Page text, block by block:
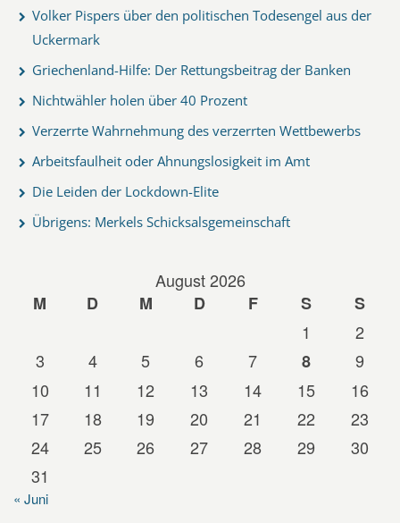
Volker Pispers über den politischen Todesengel aus der
Uckermark
Griechenland-Hilfe: Der Rettungsbeitrag der Banken
Nichtwähler holen über 40 Prozent
Verzerrte Wahrnehmung des verzerrten Wettbewerbs
Arbeitsfaulheit oder Ahnungslosigkeit im Amt
Die Leiden der Lockdown-Elite
Übrigens: Merkels Schicksalsgemeinschaft
August 2026
M
D M D F S
S
1
2
3
4 5 6 7 8
9
10
11 12 13 14 15
16
17
18 19 20 21 22
23
24
25 26 27 28 29
30
31
« Juni